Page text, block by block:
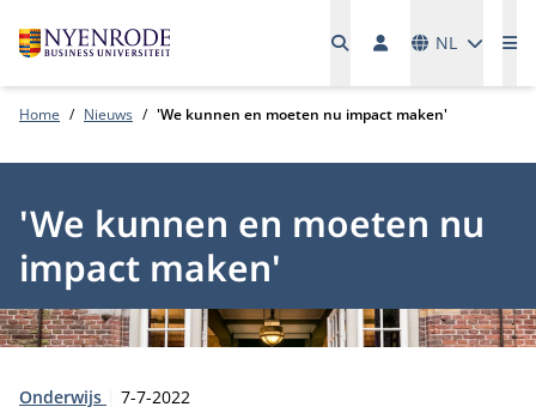
NL
Home Nieuws 'We kunnen en moeten nu impact maken'
'We kunnen en moeten nu
impact maken'
Type:
Onderwijs Publicatiedatum:
7-7-2022